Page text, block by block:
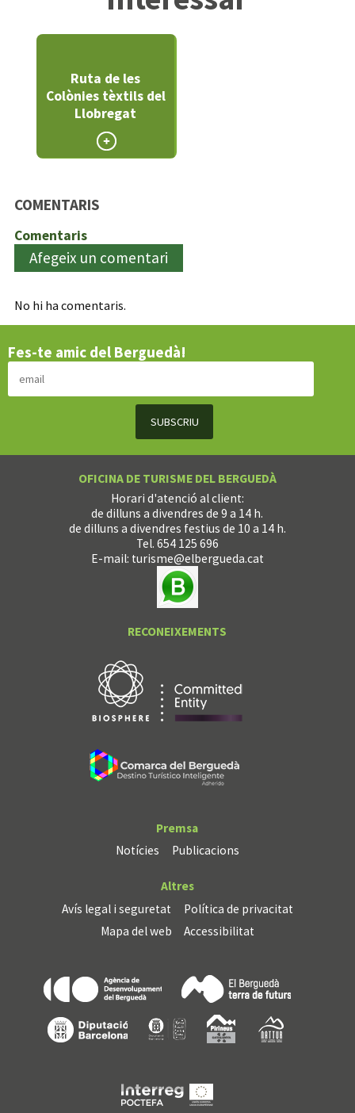
Ruta de les
Colònies tèxtils del
Llobregat
COMENTARIS
Comentaris
Afegeix un comentari
No hi ha comentaris.
Fes-te amic del Berguedà!
OFICINA DE TURISME DEL BERGUEDÀ
Horari d'atenció al client:
de dilluns a divendres de 9 a 14 h.
de dilluns a divendres festius de 10 a 14 h.
Tel. 654 125 696
E-mail: turisme@elbergueda.cat
RECONEIXEMENTS
Premsa
Notícies
Publicacions
Altres
Avís legal i seguretat
Política de privacitat
Mapa del web
Accessibilitat